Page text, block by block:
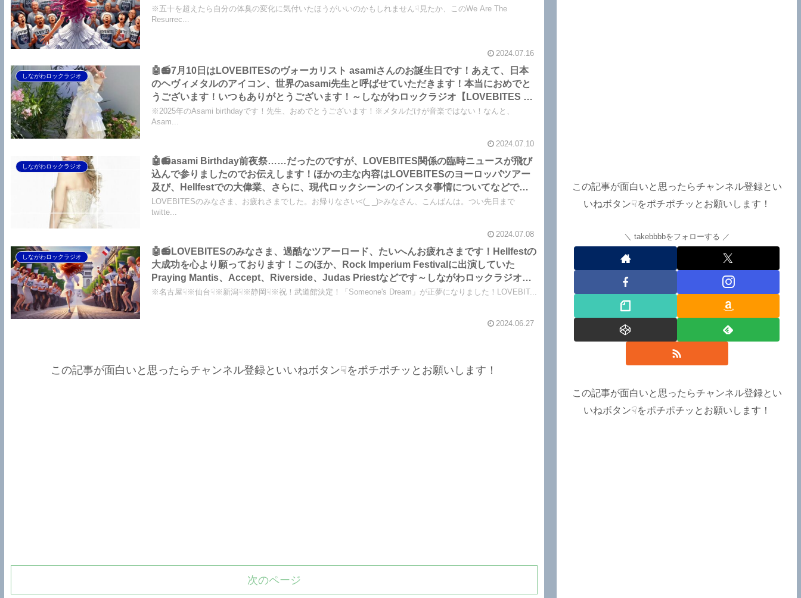
※五十を超えたら自分の体臭の変化に気付いたほうがいいのかもしれません☟見たか、このWe Are The
Resurrec...
2024.07.16
しながわロックラジオ
🤖📻7月10日はLOVEBITESのヴォーカリスト asamiさんのお誕生日です！あえて、日本
のヘヴィメタルのアイコン、世界のasami先生と呼ばせていただきます！本当におめでと
うございます！いつもありがとうございます！～しながわロックラジオ【LOVEBITES 海
外の反応】【LOVEBITES 海外 人気】
※2025年のAsami birthdayです！先生、おめでとうございます！※メタルだけが音楽ではない！なんと、
Asam...
2024.07.10
しながわロックラジオ
🤖📻asami Birthday前夜祭……だったのですが、LOVEBITES関係の臨時ニュースが飛び
込んで参りましたのでお伝えします！ほかの主な内容はLOVEBITESのヨーロッパツアー
及び、Hellfestでの大偉業、さらに、現代ロックシーンのインスタ事情についてなどです
～しながわロックラジオ【LOVEBITES 海外の反応】【LOVEBITES 海外 人気】【追記あ
り】
LOVEBITESのみなさま、お疲れさまでした。お帰りなさい<(_ _)>みなさん、こんばんは。つい先日まで
twitte...
2024.07.08
しながわロックラジオ
🤖📻LOVEBITESのみなさま、過酷なツアーロード、たいへんお疲れさまです！Hellfestの
大成功を心より願っております！このほか、Rock Imperium Festivalに出演していた
Praying Mantis、Accept、Riverside、Judas Priestなどです～しながわロックラジオ
【LOVEBITES 海外の反応】【LOVEBITES 海外 人気】【フィットネスとブランド品に関
※名古屋☟※仙台☟※新潟☟※静岡☟※祝！武道館決定！「Someone's Dream」が正夢になりました！LOVEBIT...
2024.06.27
この記事が面白いと思ったらチャンネル登録といいねボタン☟をポチポチッとお願いします！
次のページ
この記事が面白いと思ったらチャンネル登録とい
いねボタン☟をポチポチッとお願いします！
takebbbbをフォローする
この記事が面白いと思ったらチャンネル登録とい
いねボタン☟をポチポチッとお願いします！